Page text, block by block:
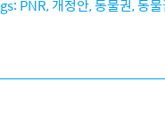
PNR,개정안,동물권,동